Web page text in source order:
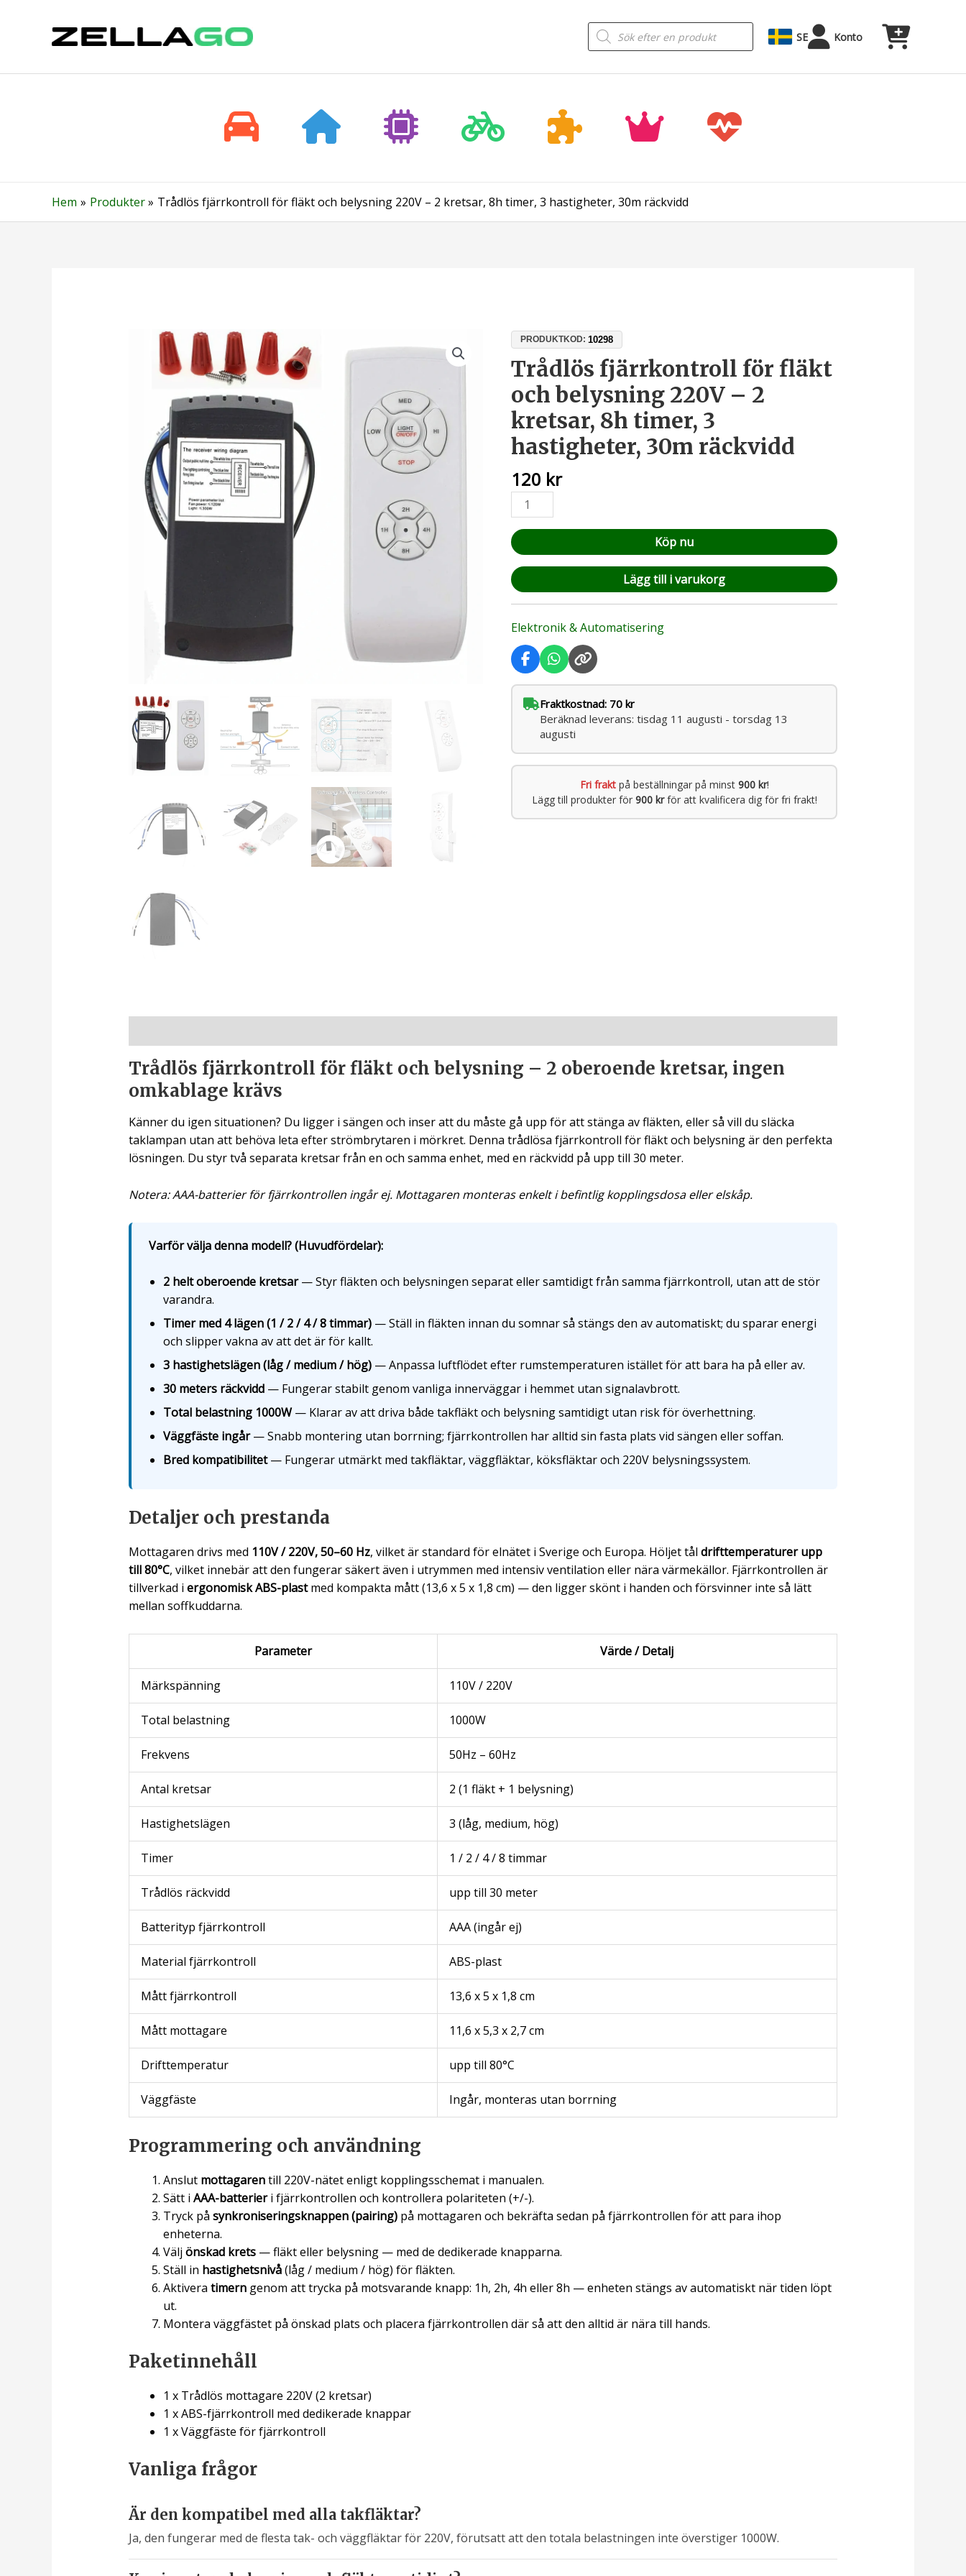
Products
search SE Konto
Hem Produkter Trådlös fjärrkontroll för fläkt och belysning 220V – 2 kretsar, 8h timer, 3 hastigheter, 30m räckvidd
PRODUKTKOD:10298
Trådlös fjärrkontroll för fläkt
och belysning 220V – 2
kretsar, 8h timer, 3
hastigheter, 30m räckvidd
120 kr
Trådlös
fjärrkontroll
för
fläkt
och
belysning
220V
2
kretsar,
8h
timer,
3
hastigheter,
30m
räckvidd
mängd
Köp nu
Lägg till i varukorg
Elektronik & Automatisering
Fraktkostnad: 70 kr
Beräknad leverans: tisdag 11 augusti - torsdag 13
augusti
Fri fraktpå beställningar på minst 900 kr!
Lägg till produkter för 900 krför att kvalificera dig för fri frakt!
Trådlös fjärrkontroll för fläkt och belysning – 2 oberoende kretsar, ingen
omkablage krävs
Känner du igen situationen? Du ligger i sängen och inser att du måste gå upp för att stänga av fläkten, eller så vill du släcka
taklampan utan att behöva leta efter strömbrytaren i mörkret. Denna trådlösa fjärrkontroll för fläkt och belysning är den perfekta
lösningen. Du styr två separata kretsar från en och samma enhet, med en räckvidd på upp till 30 meter.
Notera: AAA-batterier för fjärrkontrollen ingår ej. Mottagaren monteras enkelt i befintlig kopplingsdosa eller elskåp.
Varför välja denna modell? (Huvudfördelar):
2 helt oberoende kretsar— Styr fläkten och belysningen separat eller samtidigt från samma fjärrkontroll, utan att de stör
varandra.
Timer med 4 lägen (1 / 2 / 4 / 8 timmar)— Ställ in fläkten innan du somnar så stängs den av automatiskt; du sparar energi
och slipper vakna av att det är för kallt.
3 hastighetslägen (låg / medium / hög)— Anpassa luftflödet efter rumstemperaturen istället för att bara ha på eller av.
30 meters räckvidd— Fungerar stabilt genom vanliga innerväggar i hemmet utan signalavbrott.
Total belastning 1000W— Klarar av att driva både takfläkt och belysning samtidigt utan risk för överhettning.
Väggfäste ingår— Snabb montering utan borrning; fjärrkontrollen har alltid sin fasta plats vid sängen eller soffan.
Bred kompatibilitet— Fungerar utmärkt med takfläktar, väggfläktar, köksfläktar och 220V belysningssystem.
Detaljer och prestanda
Mottagaren drivs med 110V / 220V, 50–60 Hz, vilket är standard för elnätet i Sverige och Europa. Höljet tål drifttemperaturer upp
till 80°C, vilket innebär att den fungerar säkert även i utrymmen med intensiv ventilation eller nära värmekällor. Fjärrkontrollen är
tillverkad i ergonomisk ABS-plastmed kompakta mått (13,6 x 5 x 1,8 cm) — den ligger skönt i handen och försvinner inte så lätt
mellan soffkuddarna.
Parameter Värde / Detalj
Märkspänning 110V / 220V
Total belastning 1000W
Frekvens 50Hz – 60Hz
Antal kretsar 2 (1 fläkt + 1 belysning)
Hastighetslägen 3 (låg, medium, hög)
Timer 1 / 2 / 4 / 8 timmar
Trådlös räckvidd upp till 30 meter
Batterityp fjärrkontroll AAA (ingår ej)
Material fjärrkontroll ABS-plast
Mått fjärrkontroll 13,6 x 5 x 1,8 cm
Mått mottagare 11,6 x 5,3 x 2,7 cm
Drifttemperatur upp till 80°C
Väggfäste Ingår, monteras utan borrning
Programmering och användning
Anslut mottagarentill 220V-nätet enligt kopplingsschemat i manualen.
Sätt i AAA-batterieri fjärrkontrollen och kontrollera polariteten (+/-).
Tryck på synkroniseringsknappen (pairing)på mottagaren och bekräfta sedan på fjärrkontrollen för att para ihop
enheterna.
Välj önskad krets— fläkt eller belysning — med de dedikerade knapparna.
Ställ in hastighetsnivå(låg / medium / hög) för fläkten.
Aktivera timerngenom att trycka på motsvarande knapp: 1h, 2h, 4h eller 8h — enheten stängs av automatiskt när tiden löpt
ut.
Montera väggfästet på önskad plats och placera fjärrkontrollen där så att den alltid är nära till hands.
Paketinnehåll
1 x Trådlös mottagare 220V (2 kretsar)
1 x ABS-fjärrkontroll med dedikerade knappar
1 x Väggfäste för fjärrkontroll
Vanliga frågor
Är den kompatibel med alla takfläktar?
Ja, den fungerar med de flesta tak- och väggfläktar för 220V, förutsatt att den totala belastningen inte överstiger 1000W.